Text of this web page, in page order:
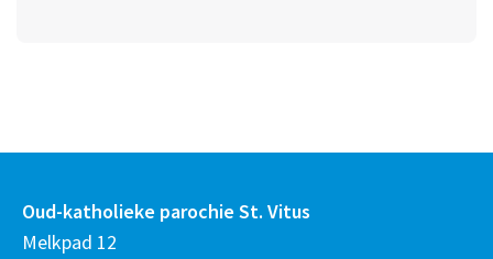
Oud-katholieke parochie St. Vitus
Melkpad 12